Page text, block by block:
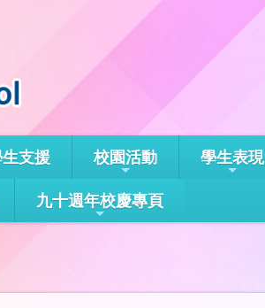
支援 校園活動 學生表現
九十週年校慶專頁